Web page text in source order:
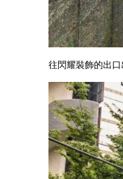
往閃耀裝飾的出